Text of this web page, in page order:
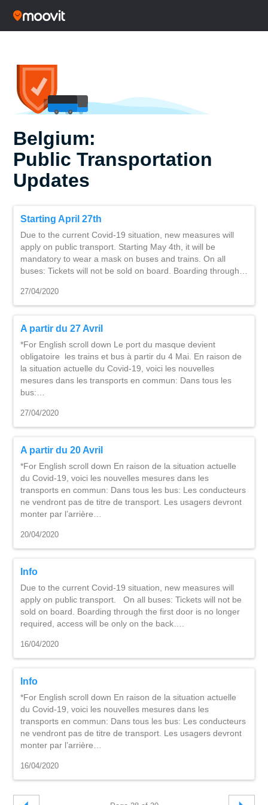
Belgium:
Public Transportation
Updates
Starting April 27th
Due to the current Covid-19 situation, new measures will
apply on public transport. Starting May 4th, it will be
mandatory to wear a mask on buses and trains. On all
buses: Tickets will not be sold on board. Boarding through…
27/04/2020
A partir du 27 Avril
*For English scroll down Le port du masque devient
obligatoire les trains et bus à partir du 4 Mai. En raison de
la situation actuelle du Covid-19, voici les nouvelles
mesures dans les transports en commun: Dans tous les
bus:…
27/04/2020
A partir du 20 Avril
*For English scroll down En raison de la situation actuelle
du Covid-19, voici les nouvelles mesures dans les
transports en commun: Dans tous les bus: Les conducteurs
ne vendront pas de titre de transport. Les usagers devront
monter par l’arrière…
20/04/2020
Info
Due to the current Covid-19 situation, new measures will
apply on public transport. On all buses: Tickets will not be
sold on board. Boarding through the first door is no longer
required, access will be only on the back….
16/04/2020
Info
*For English scroll down En raison de la situation actuelle
du Covid-19, voici les nouvelles mesures dans les
transports en commun: Dans tous les bus: Les conducteurs
ne vendront pas de titre de transport. Les usagers devront
monter par l’arrière…
16/04/2020